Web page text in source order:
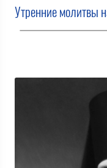
Утренние молитвы